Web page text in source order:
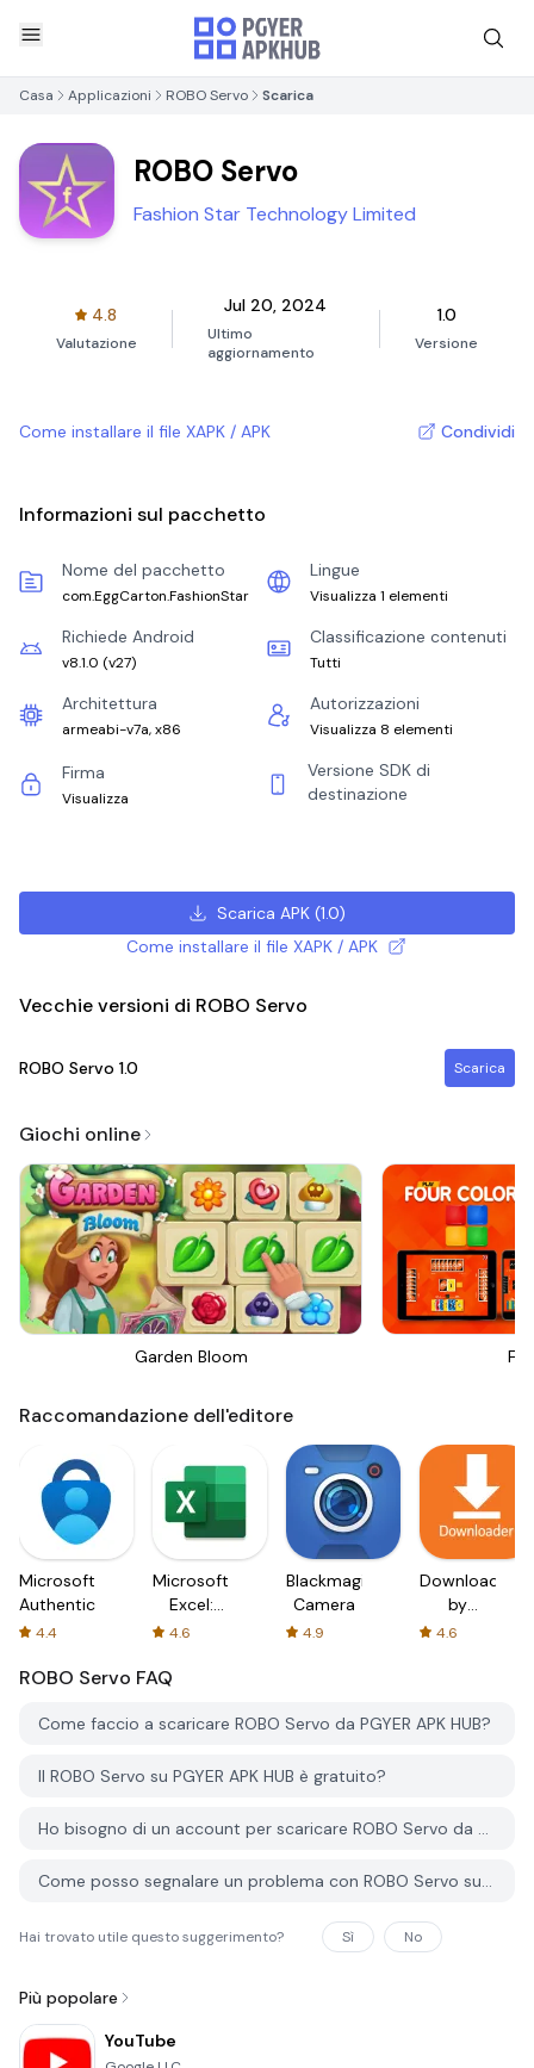
Casa Applicazioni ROBO Servo Scarica
ROBO Servo
Fashion Star Technology Limited
4.8
Valutazione
Jul 20, 2024
Ultimo
aggiornamento
1.0
Versione
Come installare il file XAPK / APK Condividi
Informazioni sul pacchetto
Nome del pacchetto
com.EggCarton.FashionStar
Lingue
Visualizza 1 elementi
Richiede Android
v8.1.0 (v27)
Classificazione contenuti
Tutti
Architettura
armeabi-v7a, x86
Autorizzazioni
Visualizza 8 elementi
Firma
Visualizza
Versione SDK di
destinazione
Scarica APK(1.0)
Come installare il file XAPK / APK
Vecchie versioni di ROBO Servo
ROBO Servo 1.0 Scarica
Giochi online
Garden Bloom
Raccomandazione dell'editore
Microsoft
Authenticator
4.4
Microsoft
Excel:
Spreadsheets
4.6
Blackmagic
Camera
4.9
Downloader
by
AFTVnews
4.6
ROBO Servo FAQ
Come faccio a scaricare ROBO Servo da PGYER APK HUB?
Il ROBO Servo su PGYER APK HUB è gratuito?
Ho bisogno di un account per scaricare ROBO Servo da PGYER APK HUB?
Come posso segnalare un problema con ROBO Servo su PGYER APK HUB?
Hai trovato utile questo suggerimento? Sì No
Più popolare
YouTube